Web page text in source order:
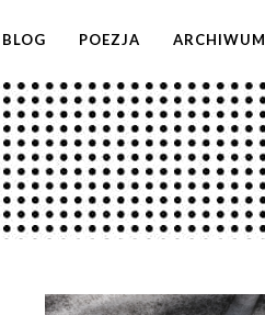
BLOG POEZJA ARCHIWUM